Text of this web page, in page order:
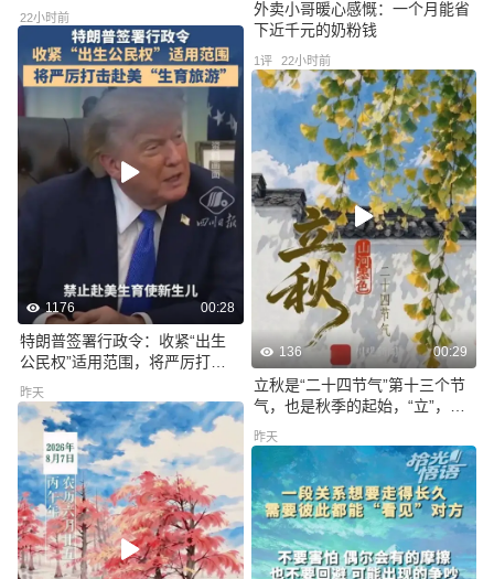
22小时前
1176 00:28
特朗普签署行政令：收紧“出生
公民权”适用范围，将严厉打击
赴美“生育旅游”
昨天
外卖小哥暖心感慨：一个月能省
下近千元的奶粉钱
1评 22小时前
136 00:29
立秋是“二十四节气”第十三个节
气，也是秋季的起始，“立”，是
开始之意；“秋”，意为禾谷成
熟，暑气犹未消，蝉已试秋声
昨天